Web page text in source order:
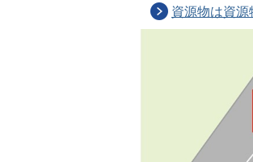
資源物は資